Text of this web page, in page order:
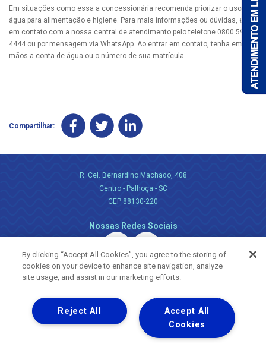
Em situações como essa a concessionária recomenda priorizar o uso da
água para alimentação e higiene. Para mais informações ou dúvidas, entre
em contato com a nossa central de atendimento pelo telefone 0800 595
4444 ou por mensagem via WhatsApp. Ao entrar em contato, tenha em
mãos a conta de água ou o número de sua matrícula.
Compartilhar:
R. Cel. Bernardino Machado, 408
Centro - Palhoça - SC
CEP 88130-220
Nossas Redes Sociais
Uma empresa
Copyright ® 2026 - Todos os Direitos Reservados.
Nossa natureza movimenta a vida
By clicking “Accept All Cookies”, you agree to the storing of
cookies on your device to enhance site navigation, analyze
site usage, and assist in our marketing efforts.
Accept All
Cookies
Reject All